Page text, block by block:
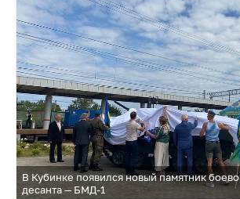
В Кубинке появился новый памятник
десанта — БМД-1